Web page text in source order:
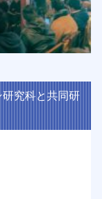
究科と共同研